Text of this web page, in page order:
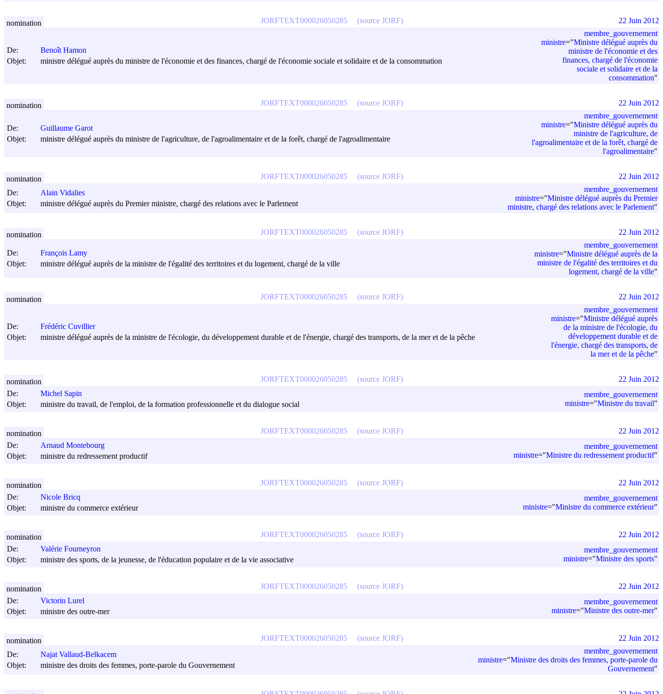
De:
Benoît Hamon
Objet:
ministre délégué auprès du ministre de l'économie et des finances, chargé de l'économie sociale et solidaire et de la consommation
membre_gouvernement
ministre="Ministre délégué auprès du
ministre de l'économie et des
finances, chargé de l'économie
sociale et solidaire et de la
consommation"
JORFTEXT000026050285 (source JORF)
nomination 22 Juin 2012
De:
Guillaume Garot
Objet:
ministre délégué auprès du ministre de l'agriculture, de l'agroalimentaire et de la forêt, chargé de l'agroalimentaire
membre_gouvernement
ministre="Ministre délégué auprès du
ministre de l'agriculture, de
l'agroalimentaire et de la forêt, chargé de
l'agroalimentaire"
JORFTEXT000026050285 (source JORF)
nomination 22 Juin 2012
De:
Alain Vidalies
Objet:
ministre délégué auprès du Premier ministre, chargé des relations avec le Parlement
membre_gouvernement
ministre="Ministre délégué auprès du Premier
ministre, chargé des relations avec le Parlement"
JORFTEXT000026050285 (source JORF)
nomination 22 Juin 2012
De:
François Lamy
Objet:
ministre délégué auprès de la ministre de l'égalité des territoires et du logement, chargé de la ville
membre_gouvernement
ministre="Ministre délégué auprès de la
ministre de l'égalité des territoires et du
logement, chargé de la ville"
JORFTEXT000026050285 (source JORF)
nomination 22 Juin 2012
De:
Frédéric Cuvillier
Objet:
ministre délégué auprès de la ministre de l'écologie, du développement durable et de l'énergie, chargé des transports, de la mer et de la pêche
membre_gouvernement
ministre="Ministre délégué auprès
de la ministre de l'écologie, du
développement durable et de
l'énergie, chargé des transports, de
la mer et de la pêche"
JORFTEXT000026050285 (source JORF)
nomination 22 Juin 2012
De:
Michel Sapin
Objet:
ministre du travail, de l'emploi, de la formation professionnelle et du dialogue social
membre_gouvernement
ministre="Ministre du travail"
JORFTEXT000026050285 (source JORF)
nomination 22 Juin 2012
De:
Arnaud Montebourg
Objet:
ministre du redressement productif
membre_gouvernement
ministre="Ministre du redressement productif"
JORFTEXT000026050285 (source JORF)
nomination 22 Juin 2012
De:
Nicole Bricq
Objet:
ministre du commerce extérieur
membre_gouvernement
ministre="Ministre du commerce extérieur"
JORFTEXT000026050285 (source JORF)
nomination 22 Juin 2012
De:
Valérie Fourneyron
Objet:
ministre des sports, de la jeunesse, de l'éducation populaire et de la vie associative
membre_gouvernement
ministre="Ministre des sports"
JORFTEXT000026050285 (source JORF)
nomination 22 Juin 2012
De:
Victorin Lurel
Objet:
ministre des outre-mer
membre_gouvernement
ministre="Ministre des outre-mer"
JORFTEXT000026050285 (source JORF)
nomination 22 Juin 2012
De:
Najat Vallaud-Belkacem
Objet:
ministre des droits des femmes, porte-parole du Gouvernement
membre_gouvernement
ministre="Ministre des droits des femmes, porte-parole du
Gouvernement"
JORFTEXT000026050285 (source JORF)
nomination 22 Juin 2012